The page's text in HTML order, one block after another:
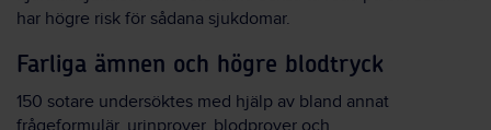
har högre risk för sådana sjukdomar.
Farliga ämnen och högre blodtryck
150 sotare undersöktes med hjälp av bland annat
frågeformulär, urinprover, blodprover och